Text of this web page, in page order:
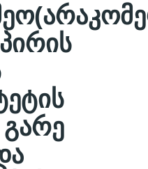
გარე